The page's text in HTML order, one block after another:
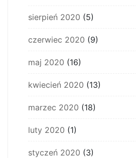
sierpień 2020 (5)
czerwiec 2020 (9)
maj 2020 (16)
kwiecień 2020 (13)
marzec 2020 (18)
luty 2020 (1)
styczeń 2020 (3)